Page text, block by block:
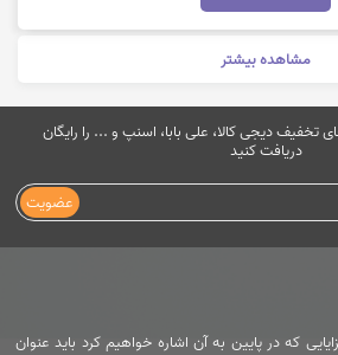
مشاهده بیشتر
تخفیف دیجی کالا، علی بابا، اسنپ و ... را رایگان
دریافت کنید
عضویت
که در پایین به آن اشاره خواهیم کرد باید عنوان